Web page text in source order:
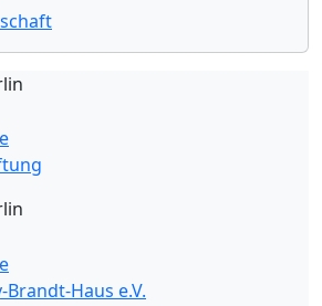
Haus e.V.